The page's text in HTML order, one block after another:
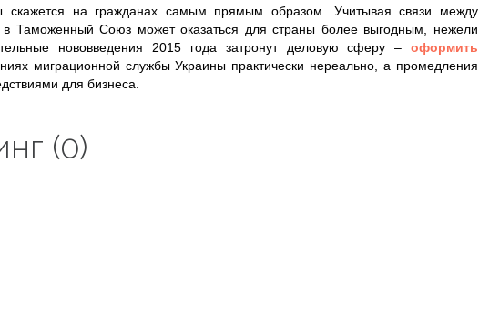
скажется на гражданах самым прямым образом. Учитывая связи между
в Таможенный Союз может оказаться для страны более выгодным, нежели
нововведения 2015 года затронут деловую сферу – оформить
миграционной службы Украины практически нереально, а промедления
для бизнеса.
(0)